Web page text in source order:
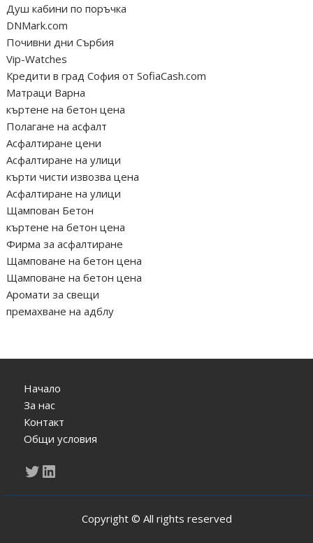
Душ кабини по поръчка
DNMark.com
Почивни дни Сърбия
Vip-Watches
Кредити в град София от SofiaCash.com
Матраци Варна
къртене на бетон цена
Полагане на асфалт
Асфалтиране цени
Асфалтиране на улици
кърти чисти извозва цена
Асфалтиране на улици
Щампован Бетон
къртене на бетон цена
Фирма за асфалтиране
Щамповане на бетон цена
Щамповане на бетон цена
Аромати за свещи
премахване на адблу
Начало
За нас
Контакт
Общи условия
Twitter
LinkedIn
Copyright © All rights reserved